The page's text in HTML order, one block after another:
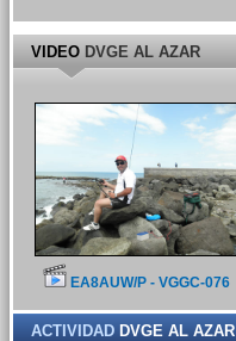
VIDEODVGE AL AZAR
EA8AUW/P - VGGC-076
ACTIVIDADDVGE AL AZAR